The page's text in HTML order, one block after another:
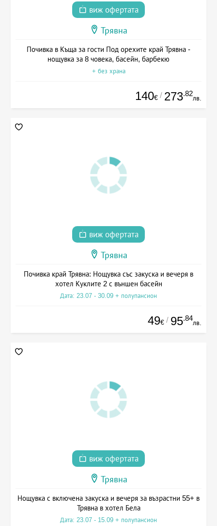
виж офертата
Трявна
Почивка в Къща за гости Под орехите край Трявна -
нощувка за 8 човека, басейн, барбекю
+ без храна
140€ / 273.82
лв.
виж офертата
Трявна
Почивка край Трявна: Нощувка със закуска и вечеря в
хотел Куклите 2 с външен басейн
Дата: 23.07 - 30.09 + полупансион
49€ / 95.84
лв.
виж офертата
Трявна
Нощувка с включена закуска и вечеря за възрастни 55+ в
Трявна в хотел Бела
Дата: 23.07 - 15.09 + полупансион